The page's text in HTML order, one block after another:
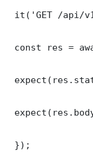
it('GET /api/
const res =
});